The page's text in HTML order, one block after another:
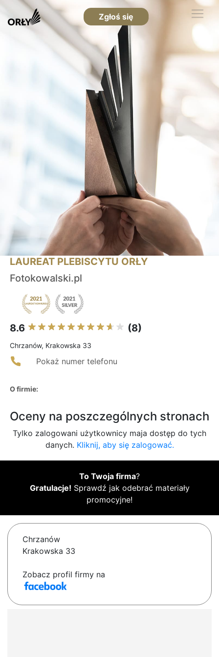
Zgłoś się
LAUREAT PLEBISCYTU ORŁY
Fotokowalski.pl
8.6 (8)
Chrzanów, Krakowska 33
Pokaż numer telefonu
O firmie:
Oceny na poszczególnych stronach
Tylko zalogowani użytkownicy maja dostęp do tych
danych. Kliknij, aby się zalogować.
To Twoja firma?
Gratulacje! Sprawdź jak odebrać materiały
promocyjne!
Chrzanów
Krakowska 33
Zobacz profil firmy na